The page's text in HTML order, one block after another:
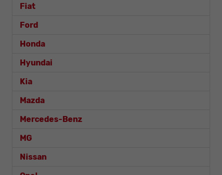
Fiat
Ford
Honda
Hyundai
Kia
Mazda
Mercedes-Benz
MG
Nissan